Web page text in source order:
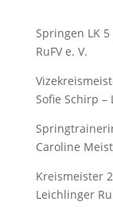
Springen LK
RuFV e. V.
Sofie Schirp –
Caroline
Kreismeister
Leichlinger